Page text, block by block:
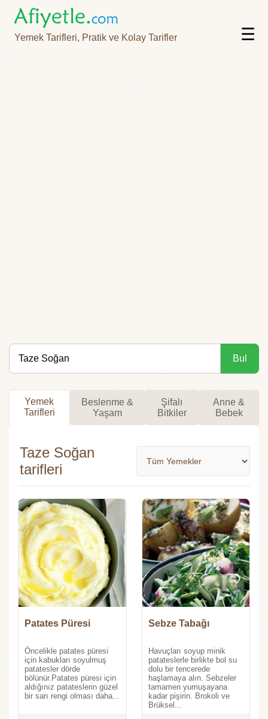
Yemek Tarifleri, Pratik ve Kolay Tarifler ☰
Bul
Yemek
Tarifleri
Beslenme &
Yaşam
Şifalı
Bitkiler
Anne &
Bebek
Taze Soğan
tarifleri
Patates Püresi
Öncelikle patates püresi
için kabukları soyulmuş
patatesler dörde
bölünür.Patates püresi için
aldığınız patateslerin güzel
bir sarı rengi olması daha...
Sebze Tabağı
Havuçları soyup minik
patateslerle birlikte bol su
dolu bir tencerede
haşlamaya alın. Sebzeler
tamamen yumuşayana
kadar pişirin. Brokoli ve
Brüksel...